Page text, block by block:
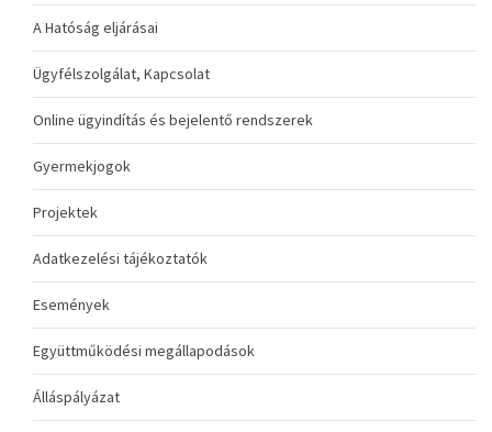
A Hatóság eljárásai
Ügyfélszolgálat, Kapcsolat
Online ügyindítás és bejelentő rendszerek
Gyermekjogok
Projektek
Adatkezelési tájékoztatók
Események
Együttműködési megállapodások
Álláspályázat